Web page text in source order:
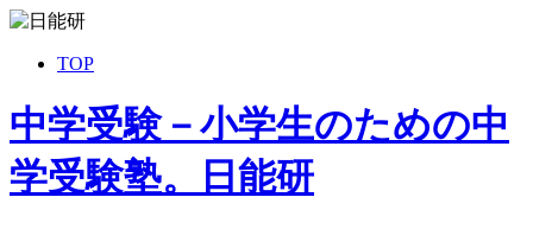
TOP
中学受験－小学生のための中
学受験塾。日能研